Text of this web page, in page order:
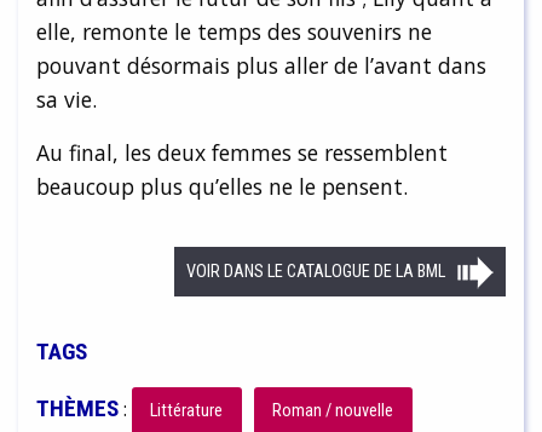
elle, remonte le temps des souvenirs ne
pouvant désormais plus aller de l’avant dans
sa vie.
Au final, les deux femmes se ressemblent
beaucoup plus qu’elles ne le pensent.
VOIR DANS LE CATALOGUE DE LA BML
TAGS
THÈMES: Littérature Roman / nouvelle